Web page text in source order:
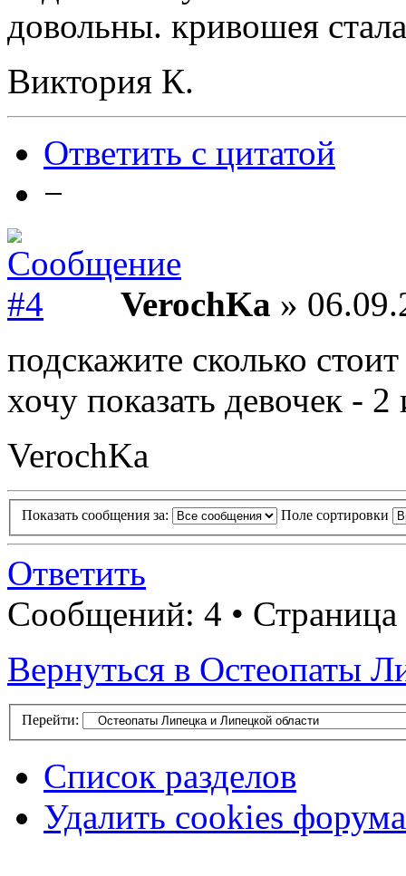
довольны. кривошея
Виктория К.
Ответить с цитатой
−
VerochKa »
подскажите сколько
хочу показать девочек -
VerochKa
Показать сообщения за: Поле сортировки
Ответить
Сообщений: 4 • Страница
Вернуться в Остеопаты
Перейти:
Список разделов
Удалить cookies форума